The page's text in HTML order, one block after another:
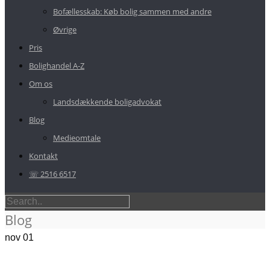
Bofællesskab: Køb bolig sammen med andre
Øvrige
Pris
Bolighandel A-Z
Om os
Landsdækkende boligadvokat
Blog
Medieomtale
Kontakt
☏ 2516 6517
Blog
nov 01